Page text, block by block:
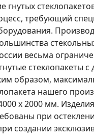
гнутых
требующий
весьма
стеклопакеты с
образом,
нашего
x 2000 мм.
при
создании